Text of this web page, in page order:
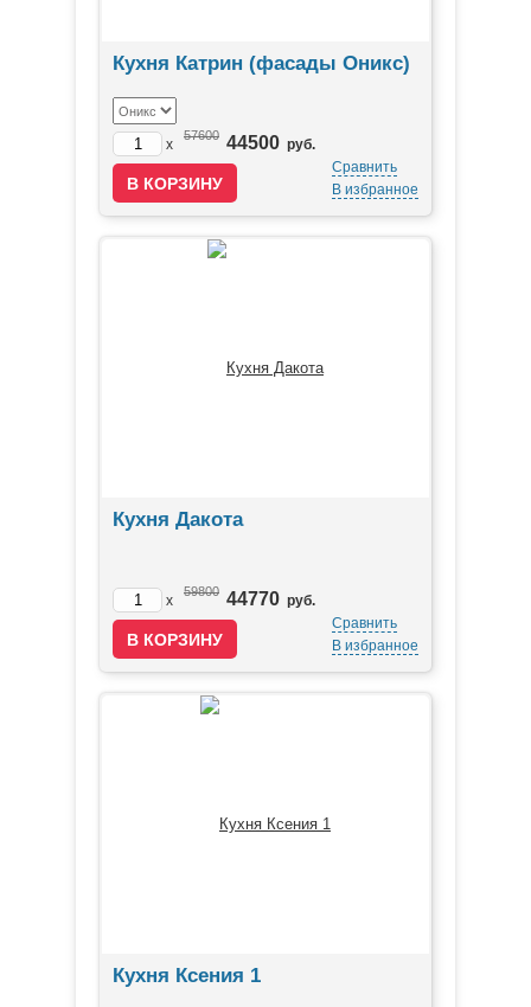
Кухня Катрин (фасады Оникс)
x
57600 44500 руб.
Сравнить
В избранное
Кухня Дакота
x
59800 44770 руб.
Сравнить
В избранное
Кухня Ксения 1